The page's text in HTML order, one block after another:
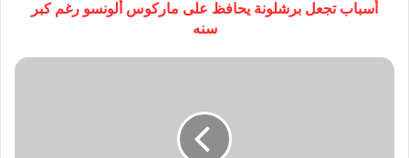
أسباب تجعل برشلونة يحافظ على ماركوس ألونسو رغم كبر
سنه